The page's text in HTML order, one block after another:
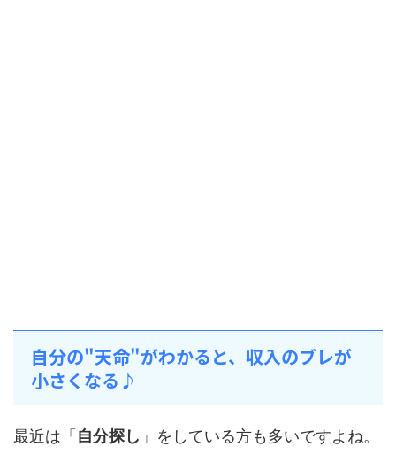
自分の"天命"がわかると、収入のブレが
小さくなる♪
最近は「 自分探し 」をしている方も多いですよね。